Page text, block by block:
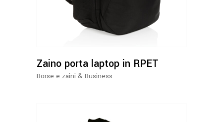
Zaino porta laptop in RPET
Borse e zaini & Business